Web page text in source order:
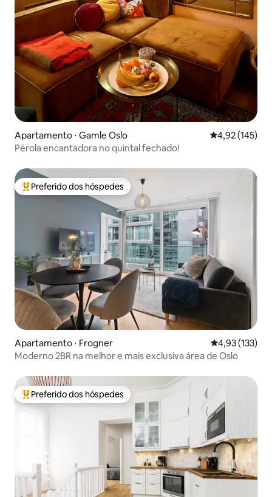
Apartamento ⋅ Gamle Oslo 4,92 de uma
4,92 (145)
Pérola encantadora no quintal fechado!
Entre os melhores preferidos dos hóspedes
Preferido dos hóspedes
Apartamento ⋅ Frogner 4,93 de uma
4,93 (133)
Moderno 2BR na melhor e mais exclusiva área de Oslo
Entre os melhores preferidos dos hóspedes
Preferido dos hóspedes